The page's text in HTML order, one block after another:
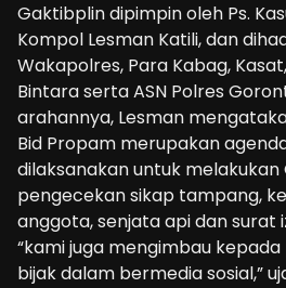
Gaktibplin dipimpin oleh Ps.
Kompol Lesman Katili, dan
Wakapolres, Para Kabag,
Bintara serta ASN Polres
arahannya, Lesman
Bid Propam merupakan
dilaksanakan untuk
pengecekan sikap tampang,
anggota, senjata api dan surat
“kami juga mengimbau
bijak dalam bermedia sosial,”